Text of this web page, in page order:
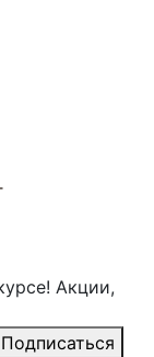
Акции,
Подписаться